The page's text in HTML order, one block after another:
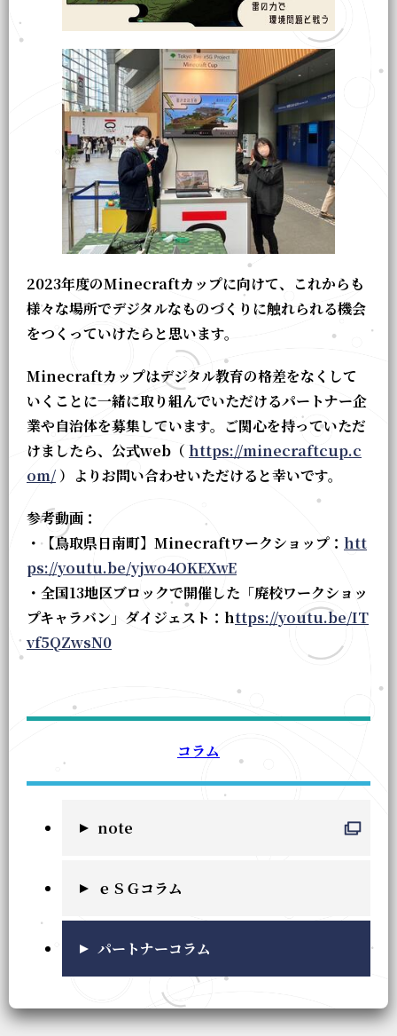
コラム
note
ｅＳＧコラム
パートナーコラム
2023年度のMinecraftカップに向けて、これからも
様々な場所でデジタルなものづくりに触れられる機会
をつくっていけたらと思います。
Minecraftカップはデジタル教育の格差をなくして
いくことに一緒に取り組んでいただけるパートナー企
業や自治体を募集しています。ご関心を持っていただ
けましたら、公式web（ https://minecraftcup.c
om/ ）よりお問い合わせいただけると幸いです。
参考動画：
・【鳥取県日南町】Minecraftワークショップ： htt
ps://youtu.be/yjwo4OKEXwE
・全国13地区ブロックで開催した「廃校ワークショッ
プキャラバン」ダイジェスト：https://youtu.be/IT
vf5QZwsN0